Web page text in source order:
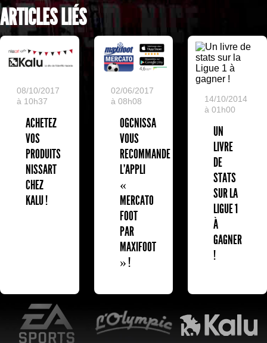
ARTICLES LIÉS
08/10/2017
à 10h37
ACHETEZ
VOS
PRODUITS
NISSART
CHEZ
KALU !
02/06/2017
à 08h08
OGCNISSA
VOUS
RECOMMANDE
L'APPLI
«
MERCATO
FOOT
PAR
MAXIFOOT
» !
14/10/2014
à 01h00
UN
LIVRE
DE
STATS
SUR LA
LIGUE 1
À
GAGNER
!
EA Sports